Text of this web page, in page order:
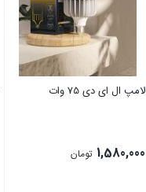
لامپ ال ای دی 75 وات
1,580,000 تومان